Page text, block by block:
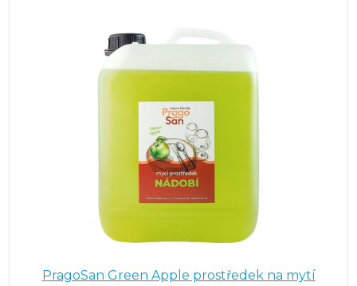
PragoSan Green Apple prostředek na mytí